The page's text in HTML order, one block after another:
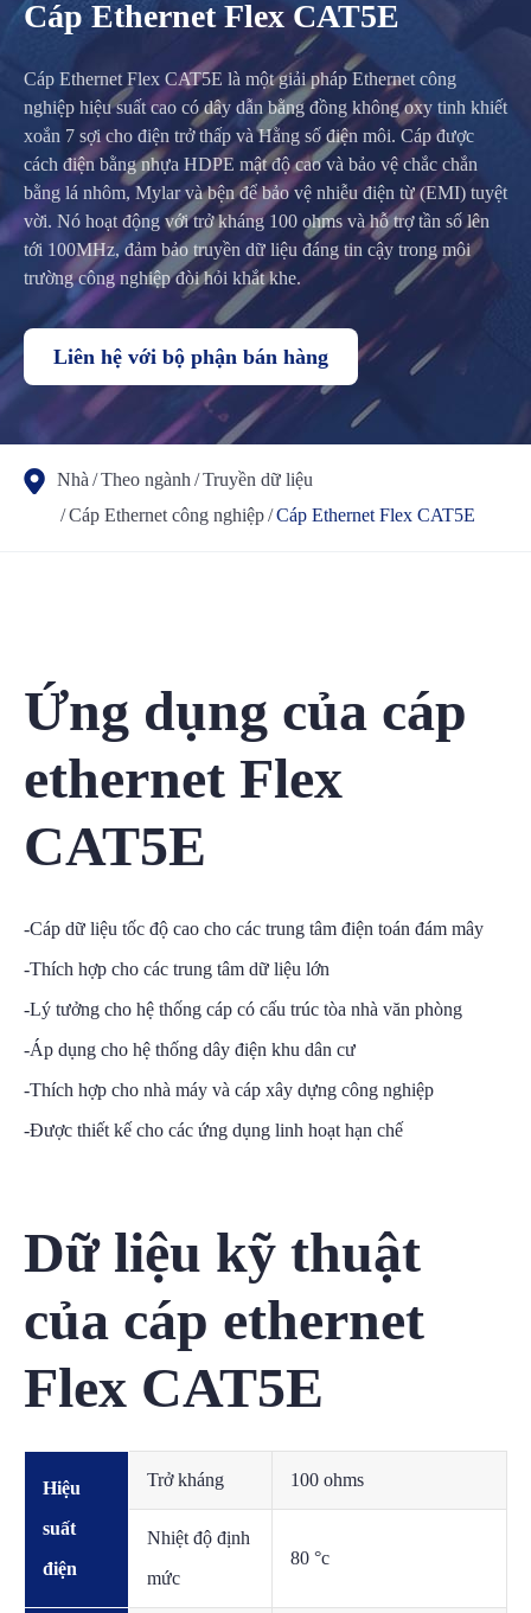
Cáp Ethernet Flex CAT5E
Cáp Ethernet Flex CAT5E là một giải pháp Ethernet công
nghiệp hiệu suất cao có dây dẫn bằng đồng không oxy tinh khiết
xoắn 7 sợi cho điện trở thấp và Hằng số điện môi. Cáp được
cách điện bằng nhựa HDPE mật độ cao và bảo vệ chắc chắn
bằng lá nhôm, Mylar và bện để bảo vệ nhiễu điện từ (EMI) tuyệt
vời. Nó hoạt động với trở kháng 100 ohms và hỗ trợ tần số lên
tới 100MHz, đảm bảo truyền dữ liệu đáng tin cậy trong môi
trường công nghiệp đòi hỏi khắt khe.
Liên hệ với bộ phận bán hàng
Nhà Theo ngành
Truyền dữ liệu
Cáp Ethernet công nghiệp Cáp Ethernet Flex CAT5E
Ứng dụng của cáp
ethernet Flex
CAT5E
-Cáp dữ liệu tốc độ cao cho các trung tâm điện toán đám mây
-Thích hợp cho các trung tâm dữ liệu lớn
-Lý tưởng cho hệ thống cáp có cấu trúc tòa nhà văn phòng
-Áp dụng cho hệ thống dây điện khu dân cư
-Thích hợp cho nhà máy và cáp xây dựng công nghiệp
-Được thiết kế cho các ứng dụng linh hoạt hạn chế
Dữ liệu kỹ thuật
của cáp ethernet
Flex CAT5E
Hiệu
suất
điện
Trở kháng 100 ohms
Nhiệt độ định
mức
80 °c